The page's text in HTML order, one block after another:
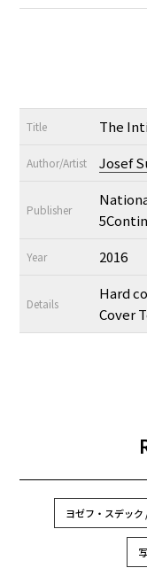
Title The
Author/Artist Josef
Publisher
Year 2016
Details
Hard
Cover
ヨゼフ・スデッ